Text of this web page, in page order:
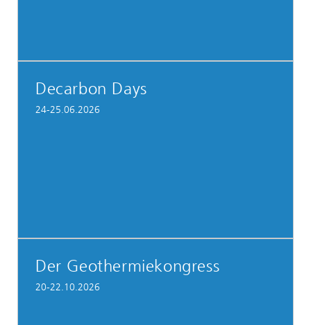
Decarbon Days
24-25.06.2026
Der Geothermiekongress
20-22.10.2026